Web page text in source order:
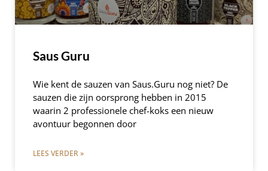
Saus Guru
Wie kent de sauzen van Saus.Guru nog niet? De
sauzen die zijn oorsprong hebben in 2015
waarin 2 professionele chef-koks een nieuw
avontuur begonnen door
LEES VERDER »